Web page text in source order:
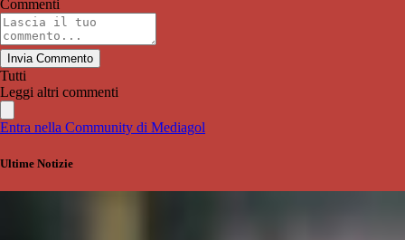
Commenti
Invia Commento
Tutti
Leggi altri commenti
Entra nella Community di Mediagol
Ultime Notizie